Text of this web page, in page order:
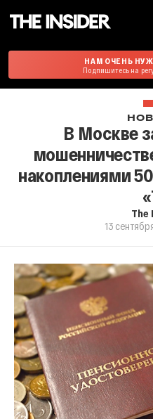
НАМ ОЧЕНЬ
Подпишитесь на
В Москве
накоплениями
The
13